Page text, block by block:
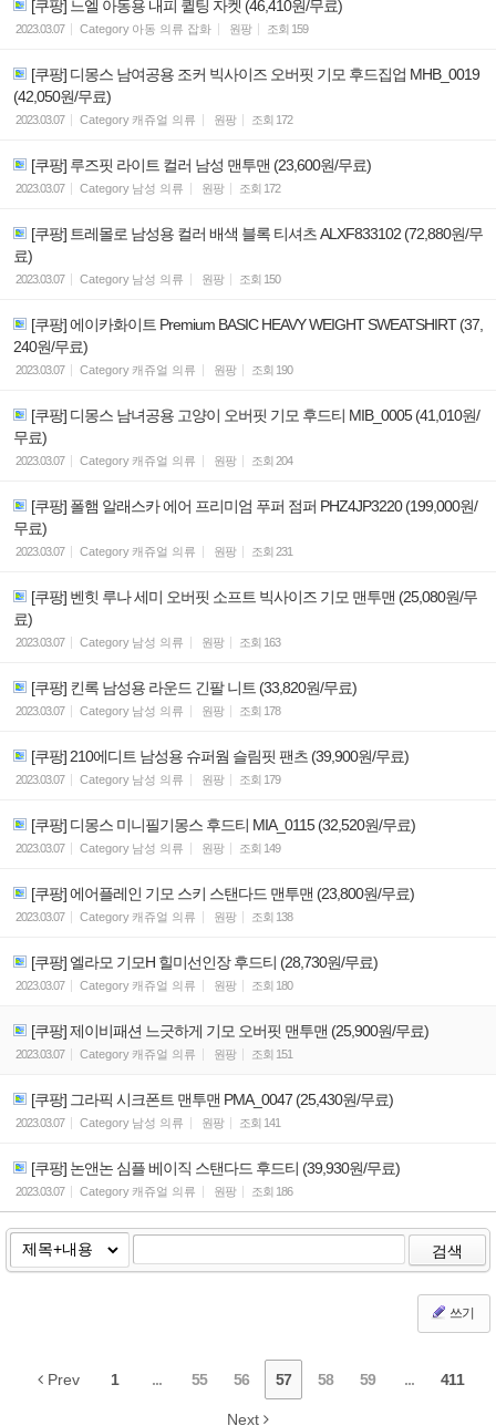
[쿠팡] 느엘 아동용 내피 퀼팅 자켓 (46,410원/무료)
2023.03.07 Category 아동 의류 잡화 원팡 조회 159
[쿠팡] 디몽스 남여공용 조커 빅사이즈 오버핏 기모 후드집업 MHB_0019
(42,050원/무료)
2023.03.07 Category 캐쥬얼 의류 원팡 조회 172
[쿠팡] 루즈핏 라이트 컬러 남성 맨투맨 (23,600원/무료)
2023.03.07 Category 남성 의류 원팡 조회 172
[쿠팡] 트레몰로 남성용 컬러 배색 블록 티셔츠 ALXF833102 (72,880원/무
료)
2023.03.07 Category 남성 의류 원팡 조회 150
[쿠팡] 에이카화이트 Premium BASIC HEAVY WEIGHT SWEATSHIRT (37,
240원/무료)
2023.03.07 Category 캐쥬얼 의류 원팡 조회 190
[쿠팡] 디몽스 남녀공용 고양이 오버핏 기모 후드티 MIB_0005 (41,010원/
무료)
2023.03.07 Category 캐쥬얼 의류 원팡 조회 204
[쿠팡] 폴햄 알래스카 에어 프리미엄 푸퍼 점퍼 PHZ4JP3220 (199,000원/
무료)
2023.03.07 Category 캐쥬얼 의류 원팡 조회 231
[쿠팡] 벤힛 루나 세미 오버핏 소프트 빅사이즈 기모 맨투맨 (25,080원/무
료)
2023.03.07 Category 남성 의류 원팡 조회 163
[쿠팡] 킨록 남성용 라운드 긴팔 니트 (33,820원/무료)
2023.03.07 Category 남성 의류 원팡 조회 178
[쿠팡] 210에디트 남성용 슈퍼웜 슬림핏 팬츠 (39,900원/무료)
2023.03.07 Category 남성 의류 원팡 조회 179
[쿠팡] 디몽스 미니필기몽스 후드티 MIA_0115 (32,520원/무료)
2023.03.07 Category 남성 의류 원팡 조회 149
[쿠팡] 에어플레인 기모 스키 스탠다드 맨투맨 (23,800원/무료)
2023.03.07 Category 캐쥬얼 의류 원팡 조회 138
[쿠팡] 엘라모 기모H 힐미선인장 후드티 (28,730원/무료)
2023.03.07 Category 캐쥬얼 의류 원팡 조회 180
[쿠팡] 제이비패션 느긋하게 기모 오버핏 맨투맨 (25,900원/무료)
2023.03.07 Category 캐쥬얼 의류 원팡 조회 151
[쿠팡] 그라픽 시크폰트 맨투맨 PMA_0047 (25,430원/무료)
2023.03.07 Category 남성 의류 원팡 조회 141
[쿠팡] 논앤논 심플 베이직 스탠다드 후드티 (39,930원/무료)
2023.03.07 Category 캐쥬얼 의류 원팡 조회 186
검색
쓰기
Prev 1 ... 55 56 57 58 59 ... 411
Next